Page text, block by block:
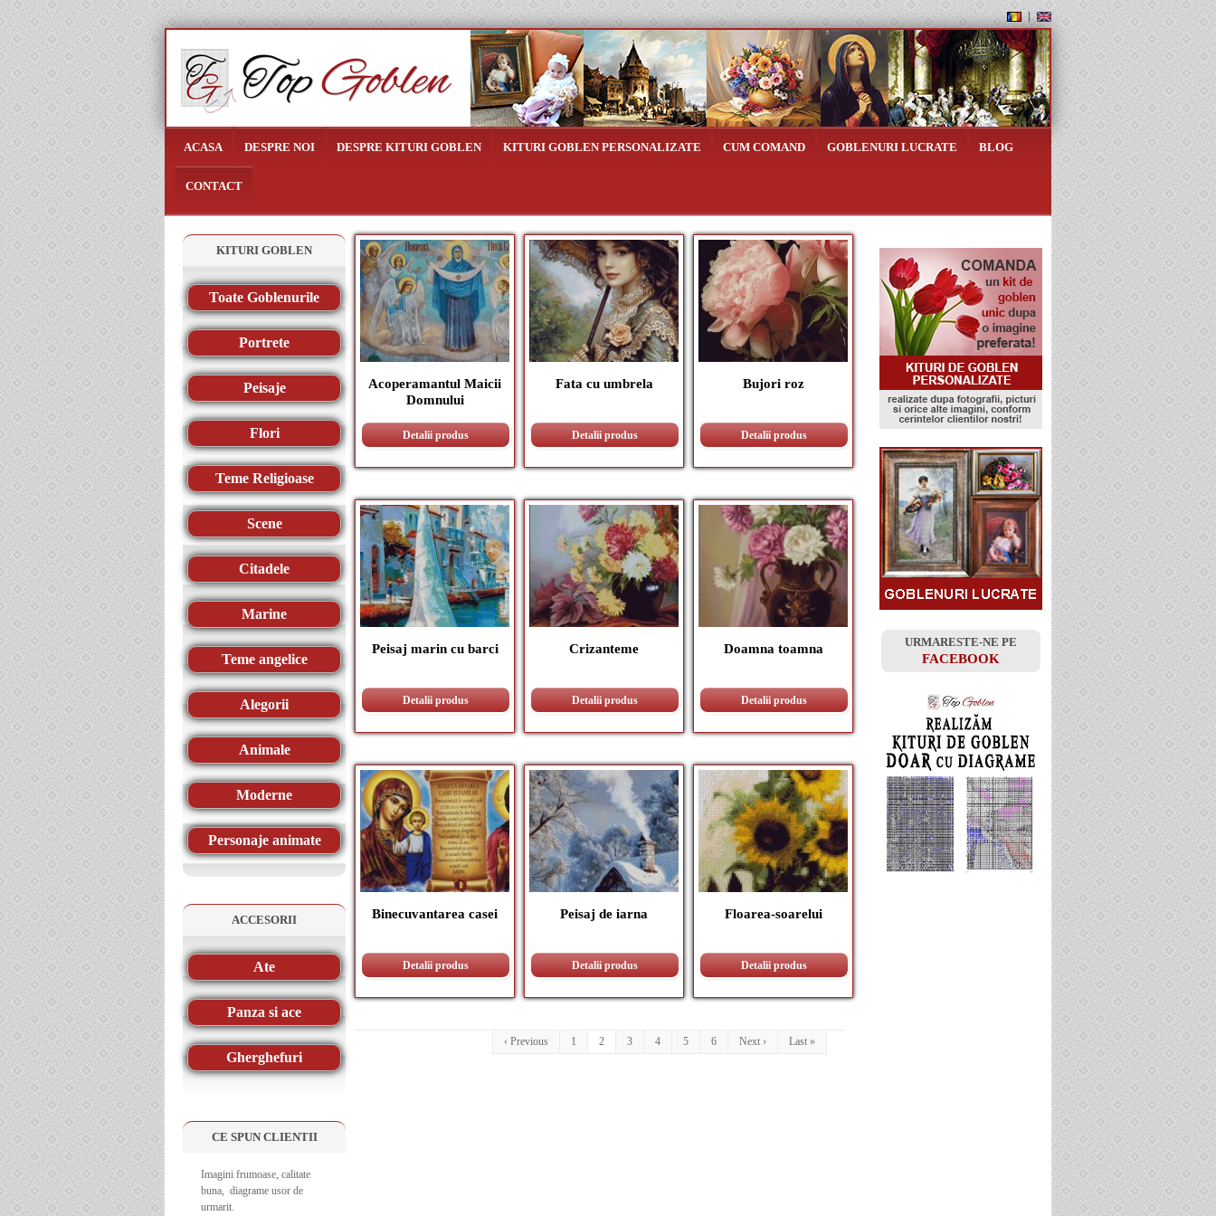
ACASA DESPRE NOI DESPRE KITURI GOBLEN KITURI GOBLEN PERSONALIZATE CUM COMAND GOBLENURI LUCRATE BLOG
CONTACT
Acoperamantul Maicii
Domnului
Detalii produs
Fata cu umbrela
Detalii produs
Bujori roz
Detalii produs
Peisaj marin cu barci
Detalii produs
Crizanteme
Detalii produs
Doamna toamna
Detalii produs
Binecuvantarea casei
Detalii produs
Peisaj de iarna
Detalii produs
Floarea-soarelui
Detalii produs
‹ Previous 1 2 3 4 5 6 Next › Last »
KITURI GOBLEN
Toate Goblenurile
Portrete
Peisaje
Flori
Teme Religioase
Scene
Citadele
Marine
Teme angelice
Alegorii
Animale
Moderne
Personaje animate
ACCESORII
Ate
Panza si ace
Gherghefuri
CE SPUN CLIENTII
Imagini frumoase, calitate
buna, diagrame usor de
urmarit.
URMARESTE-NE PE
FACEBOOK